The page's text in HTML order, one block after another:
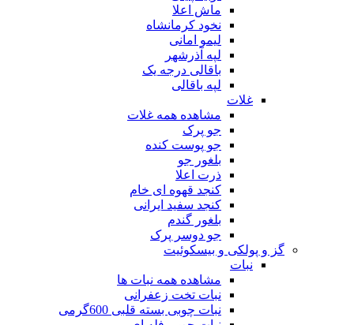
ماش اعلا
نخود کرمانشاه
لیمو امانی
لپه آذرشهر
باقالی درجه یک
لپه باقالی
غلات
مشاهده همه غلات
جو پرک
جو پوست کنده
بلغور جو
ذرت اعلا
کنجد قهوه ای خام
کنجد سفید ایرانی
بلغور گندم
جو دوسر پرک
گز و پولکی و بیسکوئیت
نبات
مشاهده همه نبات ها
نبات تخت زعفرانی
نبات چوبی بسته قلبی 600گرمی